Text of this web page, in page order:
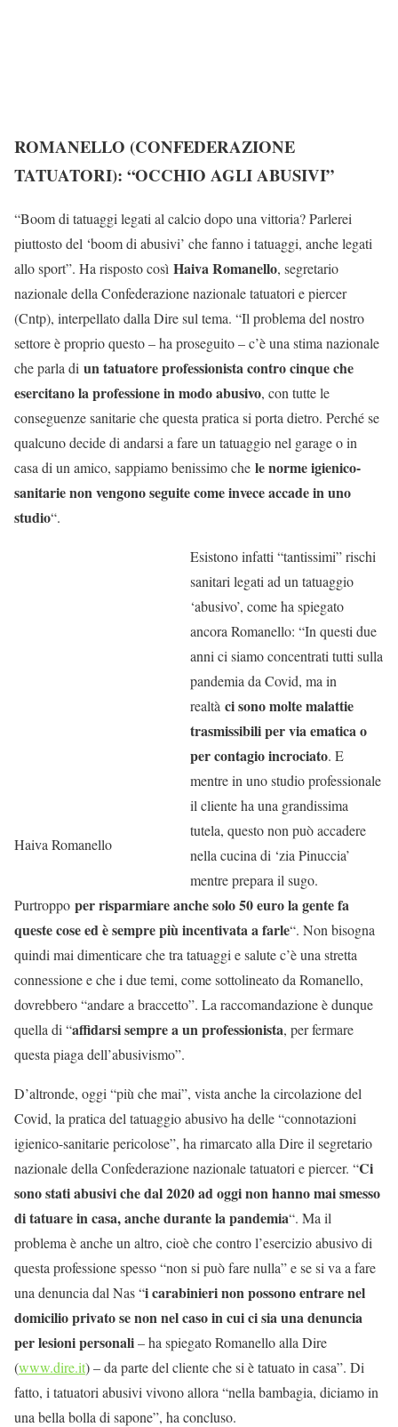
ROMANELLO (CONFEDERAZIONE
TATUATORI): “OCCHIO AGLI ABUSIVI”
“Boom di tatuaggi legati al calcio dopo una vittoria? Parlerei
piuttosto del ‘boom di abusivi’ che fanno i tatuaggi, anche legati
allo sport”. Ha risposto così Haiva Romanello, segretario
nazionale della Confederazione nazionale tatuatori e piercer
(Cntp), interpellato dalla Dire sul tema. “Il problema del nostro
settore è proprio questo – ha proseguito – c’è una stima nazionale
che parla di un tatuatore professionista contro cinque che
esercitano la professione in modo abusivo, con tutte le
conseguenze sanitarie che questa pratica si porta dietro. Perché se
qualcuno decide di andarsi a fare un tatuaggio nel garage o in
casa di un amico, sappiamo benissimo che le norme igienico-
sanitarie non vengono seguite come invece accade in uno
studio“.
Haiva Romanello
Esistono infatti “tantissimi” rischi
sanitari legati ad un tatuaggio
‘abusivo’, come ha spiegato
ancora Romanello: “In questi due
anni ci siamo concentrati tutti sulla
pandemia da Covid, ma in
realtà ci sono molte malattie
trasmissibili per via ematica o
per contagio incrociato. E
mentre in uno studio professionale
il cliente ha una grandissima
tutela, questo non può accadere
nella cucina di ‘zia Pinuccia’
mentre prepara il sugo.
Purtroppo per risparmiare anche solo 50 euro la gente fa
queste cose ed è sempre più incentivata a farle“. Non bisogna
quindi mai dimenticare che tra tatuaggi e salute c’è una stretta
connessione e che i due temi, come sottolineato da Romanello,
dovrebbero “andare a braccetto”. La raccomandazione è dunque
quella di “affidarsi sempre a un professionista, per fermare
questa piaga dell’abusivismo”.
D’altronde, oggi “più che mai”, vista anche la circolazione del
Covid, la pratica del tatuaggio abusivo ha delle “connotazioni
igienico-sanitarie pericolose”, ha rimarcato alla Dire il segretario
nazionale della Confederazione nazionale tatuatori e piercer. “Ci
sono stati abusivi che dal 2020 ad oggi non hanno mai smesso
di tatuare in casa, anche durante la pandemia“. Ma il
problema è anche un altro, cioè che contro l’esercizio abusivo di
questa professione spesso “non si può fare nulla” e se si va a fare
una denuncia dal Nas “i carabinieri non possono entrare nel
domicilio privato se non nel caso in cui ci sia una denuncia
per lesioni personali– ha spiegato Romanello alla Dire
(www.dire.it) – da parte del cliente che si è tatuato in casa”. Di
fatto, i tatuatori abusivi vivono allora “nella bambagia, diciamo in
una bella bolla di sapone”, ha concluso.